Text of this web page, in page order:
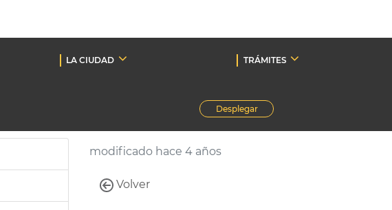
LA CIUDAD TRÁMITES
Desplegar
modificado hace 4 años
Volver